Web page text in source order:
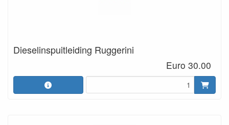
Dieselinspuitleiding Ruggerini
Euro 30.00